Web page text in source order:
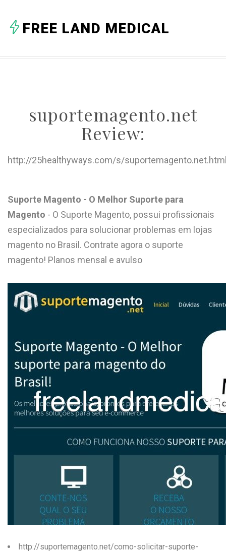
C
H
K
P
T
U
V
Z
FREE LAND MEDICAL
suportemagento.net
Review:
http://25healthyways.com/s/
Suporte Magento - O Melhor Suporte para
Magento - O Suporte Magento, possui profissionais
especializados para solucionar problemas em lojas
magento no Brasil. Contrate agora o suporte
magento! Planos mensal e avulso
http://suportemagento.net/como-solicitar-suporte-